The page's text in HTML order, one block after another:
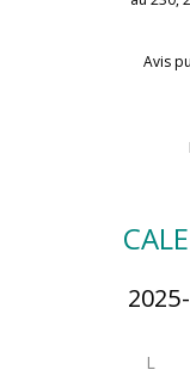
Avis
L